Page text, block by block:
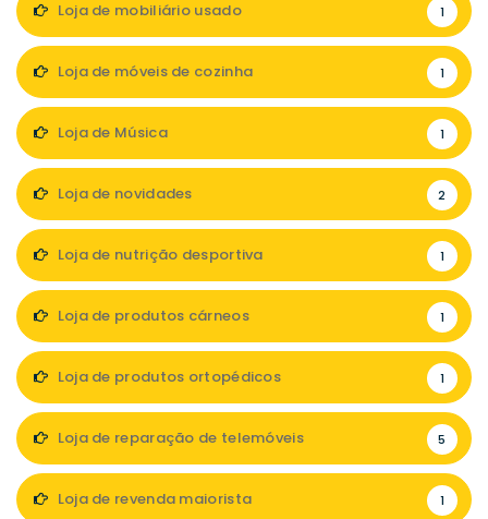
Loja de mobiliário usado 1
Loja de móveis de cozinha 1
Loja de Música 1
Loja de novidades 2
Loja de nutrição desportiva 1
Loja de produtos cárneos 1
Loja de produtos ortopédicos 1
Loja de reparação de telemóveis 5
Loja de revenda maiorista 1